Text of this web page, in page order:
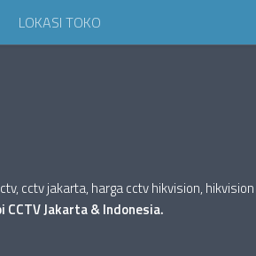
LOKASI TOKO
cctv jakarta, harga cctv hikvision,
CCTV Jakarta & Indonesia.